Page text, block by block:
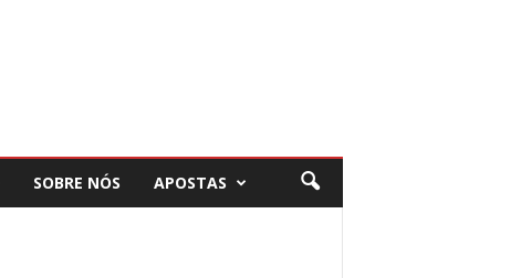
SOBRE NÓS APOSTAS